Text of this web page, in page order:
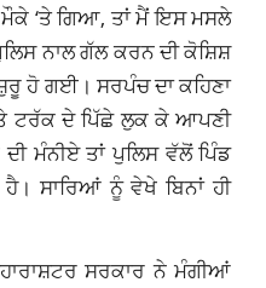
‘ਤੇ ਗਿਆ, ਤਾਂ ਮੈਂ ਇਸ ਮਸਲੇ
ਨਾਲ ਗੱਲ ਕਰਨ ਦੀ ਕੋਸ਼ਿਸ਼
ਹੋ ਗਈ। ਸਰਪੰਚ ਦਾ ਕਹਿਣਾ
ਟਰੱਕ ਦੇ ਪਿੱਛੇ ਲੁਕ ਕੇ ਆਪਣੀ
ਮੰਨੀਏ ਤਾਂ ਪੁਲਿਸ ਵੱਲੋਂ ਪਿੰਡ
ਸਾਰਿਆਂ ਨੂੰ ਵੇਖੇ ਬਿਨਾਂ ਹੀ
ਸਰਕਾਰ ਨੇ ਮੰਗੀਆਂ